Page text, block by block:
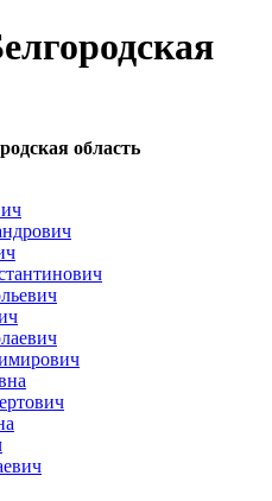
область